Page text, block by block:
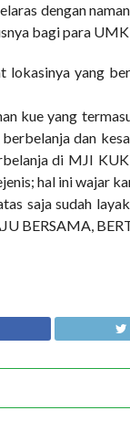
dengan
bagi para
lokasinya yang
kue yang
dan
di MJI
hal ini wajar
saja sudah
BERSAMA,